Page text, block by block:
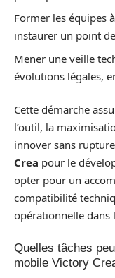
Former les équipes
instaurer un point
Mener une veille
évolutions légales,
Cette démarche
l’outil, la
innover sans
Crea pour le
opter pour un
compatibilité
opérationnelle dans
Quelles tâches
mobile Victory